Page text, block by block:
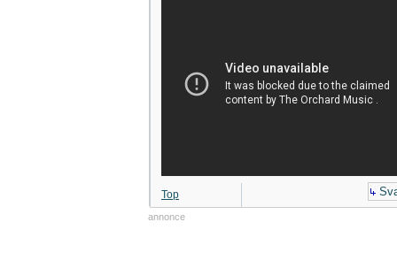
Top
annonce